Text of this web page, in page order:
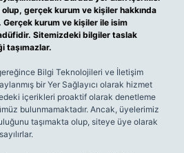
gerçek kurum ve kişiler hakkında
Gerçek kurum ve kişiler ile isim
Sitemizdeki bilgiler taslak
taşımazlar.
Bilgi Teknolojileri ve İletişim
bir Yer Sağlayıcı olarak hizmet
içerikleri proaktif olarak denetleme
bulunmamaktadır. Ancak, üyelerimiz
taşımakta olup, siteye üye olarak